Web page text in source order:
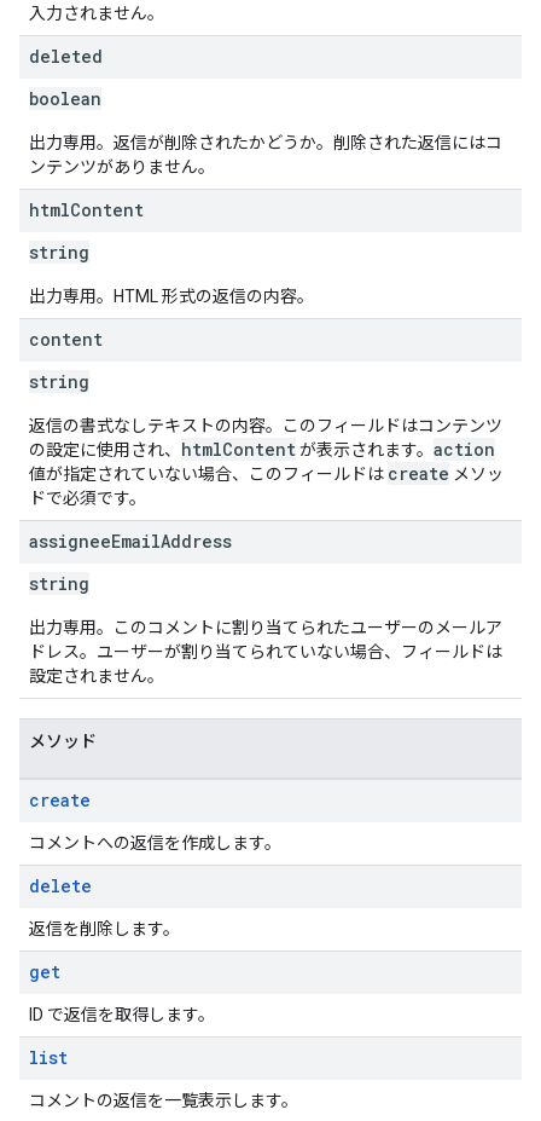
入力されません。
deleted
boolean
出力専用。返信が削除されたかどうか。削除された返信にはコ
ンテンツがありません。
htmlContent
string
出力専用。HTML 形式の返信の内容。
content
string
返信の書式なしテキストの内容。このフィールドはコンテンツ
の設定に使用され、 htmlContentが表示されます。 action
値が指定されていない場合、このフィールドは create メソッ
ドで必須です。
assigneeEmailAddress
string
出力専用。このコメントに割り当てられたユーザーのメールア
ドレス。ユーザーが割り当てられていない場合、フィールドは
設定されません。
メソッド
create
コメントへの返信を作成します。
delete
返信を削除します。
get
ID で返信を取得します。
list
コメントの返信を一覧表示します。